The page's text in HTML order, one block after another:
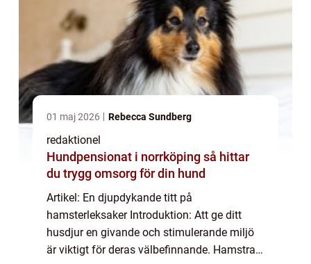
01 maj 2026 Rebecca Sundberg
redaktionel
Hundpensionat i norrköping så hittar
du trygg omsorg för din hund
Artikel: En djupdykande titt på
hamsterleksaker Introduktion: Att ge ditt
husdjur en givande och stimulerande miljö
är viktigt för deras välbefinnande. Hamstrar